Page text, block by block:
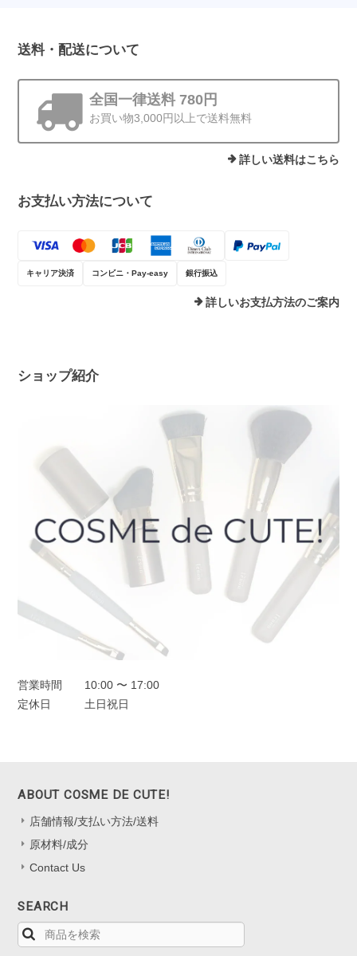
送料・配送について
全国一律送料 780円
お買い物3,000円以上で送料無料
詳しい送料はこちら
お支払い方法について
キャリア決済 コンビニ・Pay-easy 銀行振込
詳しいお支払方法のご案内
ショップ紹介
営業時間
10:00 〜 17:00
定休日
土日祝日
ABOUT COSME DE CUTE!
店舗情報/支払い方法/送料
原材料/成分
Contact Us
SEARCH